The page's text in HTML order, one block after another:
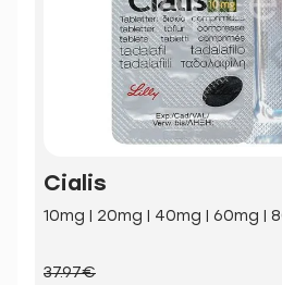
Cialis
10mg | 20mg | 40mg | 60mg |
37.97€